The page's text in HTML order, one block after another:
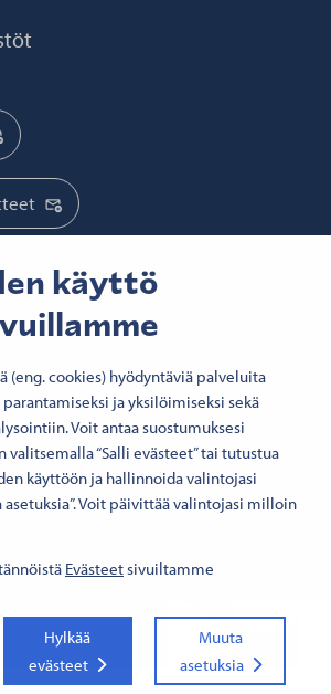
käyttö
(eng. cookies) hyödyntäviä palveluita
ja yksilöimiseksi sekä
Voit antaa suostumuksesi
valitsemalla “Salli evästeet” tai tutustua
käyttöön ja hallinnoida valintojasi
asetuksia”. Voit päivittää valintojasi milloin
Evästeet sivuiltamme
Hylkää
evästeet
Muuta
asetuksia
Instagramissa